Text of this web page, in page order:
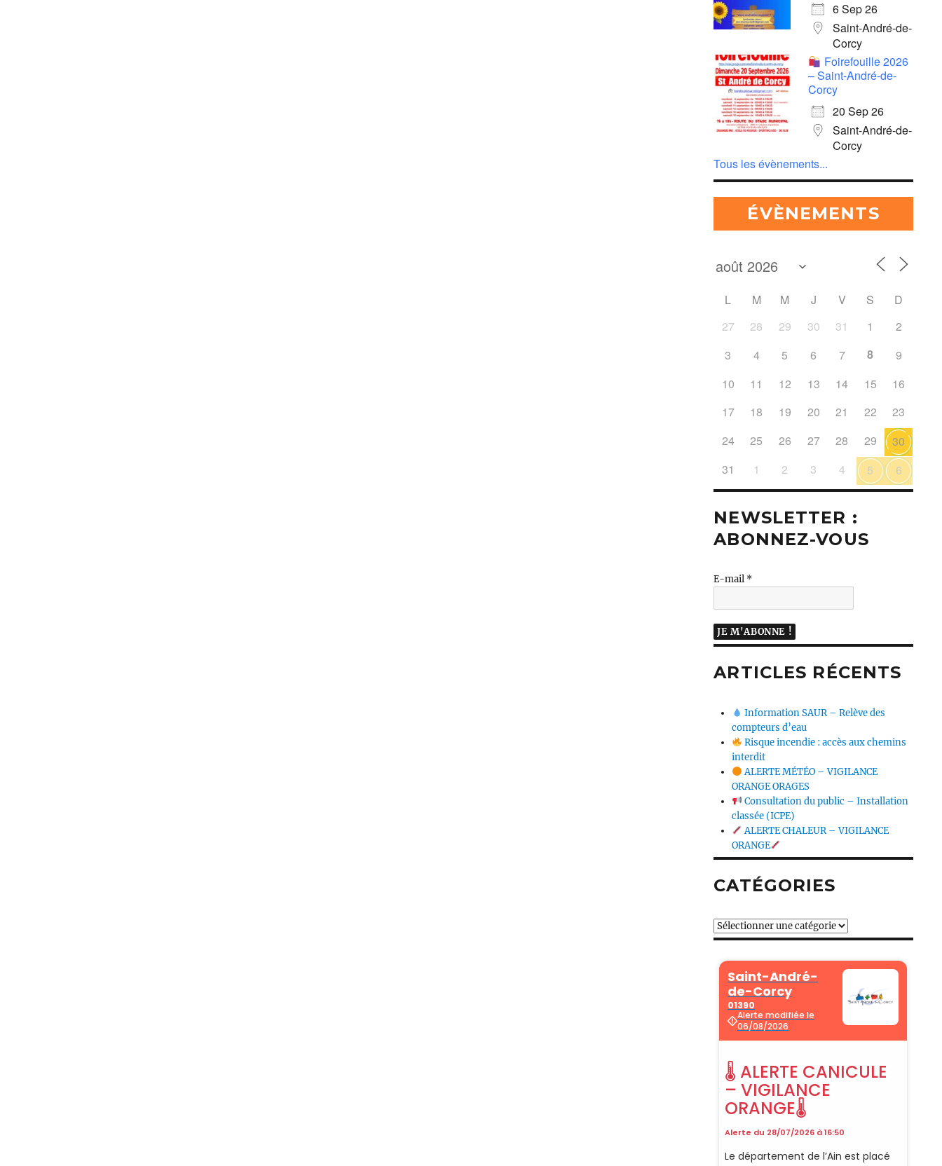
6 Sep 26
Saint-André-de-
Corcy
Foirefouille 2026
– Saint-André-de-
Corcy
20 Sep 26
Saint-André-de-
Corcy
Tous les évènements...
ÉVÈNEMENTS
L M M J V S
D
27
28 29 30 31 1
2
3
4 5 6 7 8
9
10
11 12 13 14 15
16
17
18 19 20 21 22
23
24
25 26 27 28 29
30
31
1 2 3 4 5 6
NEWSLETTER :
ABONNEZ-VOUS
E-mail *
ARTICLES RÉCENTS
Information SAUR – Relève des
compteurs d’eau
Risque incendie : accès aux chemins
interdit
ALERTE MÉTÉO – VIGILANCE
ORANGE ORAGES
Consultation du public – Installation
classée (ICPE)
ALERTE CHALEUR – VIGILANCE
ORANGE
CATÉGORIES
Catégories